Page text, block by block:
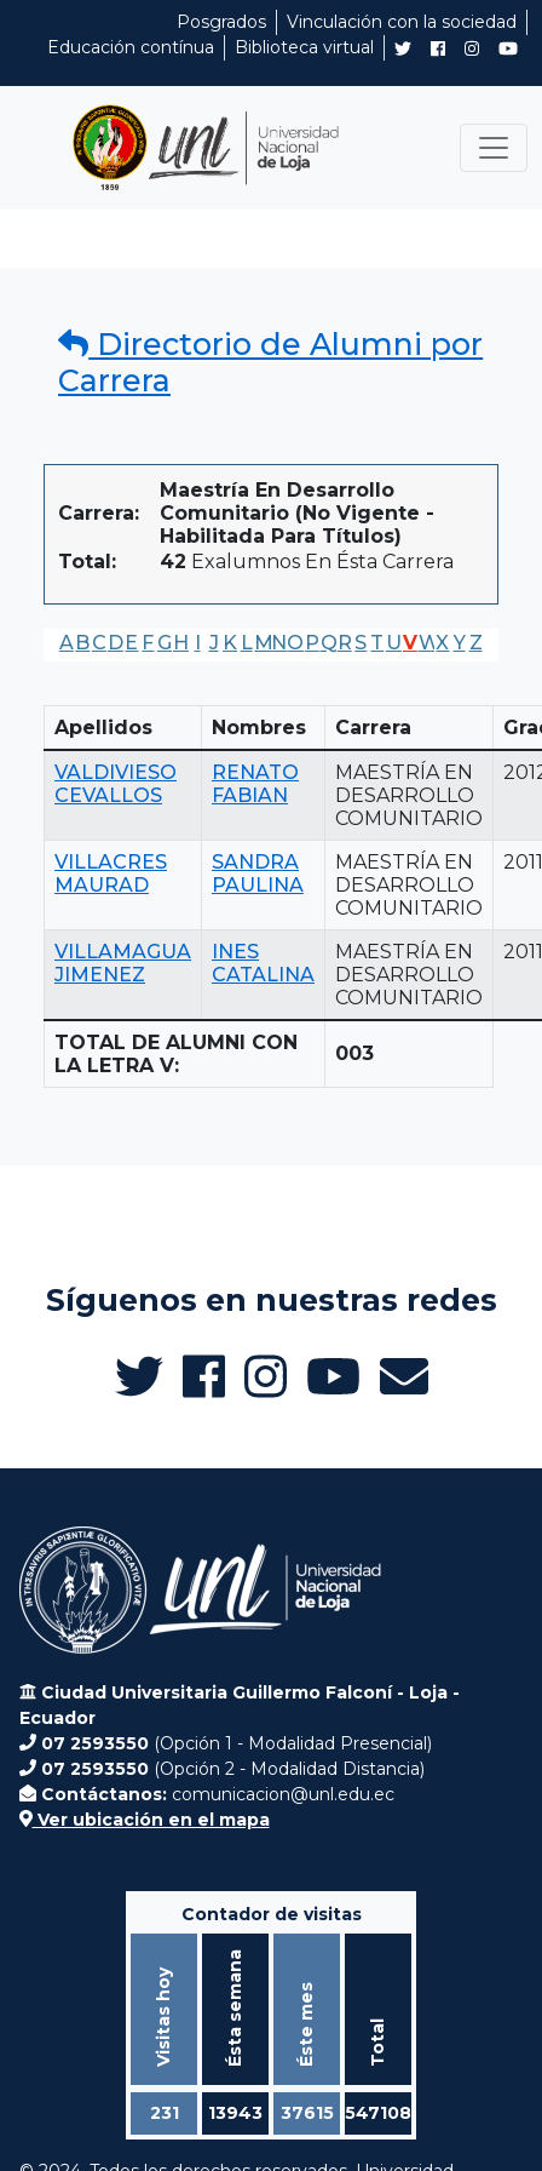
Posgrados
Vinculación con la sociedad
Educación contínua
Biblioteca virtual
Directorio de Alumni por
Carrera
Carrera:
Maestría En Desarrollo
Comunitario (No Vigente -
Habilitada Para Títulos)
Total:
42 Exalumnos En Ésta Carrera
A BC DE F G H I J K LMNO PQR S T UVWX Y Z
Apellidos Nombres Carrera
VALDIVIESO
CEVALLOS
RENATO
FABIAN
MAESTRÍA EN
DESARROLLO
COMUNITARIO
VILLACRES
MAURAD
SANDRA
PAULINA
MAESTRÍA EN
DESARROLLO
COMUNITARIO
2011
VILLAMAGUA
JIMENEZ
INES
CATALINA
MAESTRÍA EN
DESARROLLO
COMUNITARIO
2011
TOTAL DE ALUMNI CON
LA LETRA V:
003
Síguenos en nuestras redes
Ciudad Universitaria Guillermo Falconí - Loja -
Ecuador
07 2593550 (Opción 1 - Modalidad Presencial)
07 2593550 (Opción 2 - Modalidad Distancia)
Contáctanos: comunicacion@unl.edu.ec
Ver ubicación en el mapa
Contador de visitas
Visitas hoy Ésta semana Éste mes Total
231 13943 37615 547108